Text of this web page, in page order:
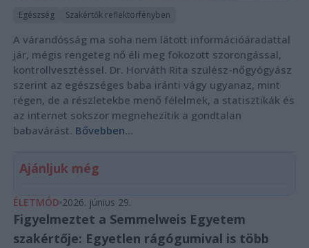
Egészség Szakértők reflektorfényben
A várandósság ma soha nem látott információáradattal
jár, mégis rengeteg nő éli meg fokozott szorongással,
kontrollvesztéssel. Dr. Horváth Rita szülész-nőgyógyász
szerint az egészséges baba iránti vágy ugyanaz, mint
régen, de a részletekbe menő félelmek, a statisztikák és
az internet sokszor megnehezítik a gondtalan
babavárást. Bővebben...
Ajánljuk még
ÉLETMÓD 2026. június 29.
Figyelmeztet a Semmelweis Egyetem
szakértője: Egyetlen rágógumival is több